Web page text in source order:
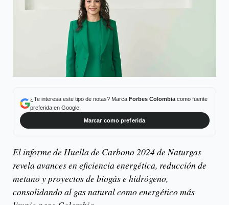
¿Te interesa este tipo de notas? Marca Forbes Colombiacomo fuente
preferida en Google.
Marcar como preferida
El informe de Huella de Carbono 2024 de Naturgas
revela avances en eficiencia energética, reducción de
metano y proyectos de biogás e hidrógeno,
consolidando al gas natural como energético más